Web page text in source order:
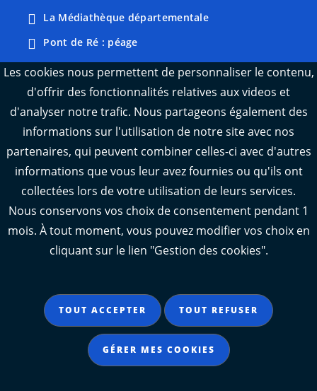
La Médiathèque départementale
Pont de Ré : péage
Webcams : Ré info trafic
Webcams : Oléron info trafic
Manger 17
L'Observatoire des territoires de Charente-
Maritime
Accessibilité : partiellement conforme
Mentions légales
Données personnelles
Gestion des cookies
Contact
Les cookies nous permettent de personnaliser le contenu,
d'offrir des fonctionnalités relatives aux videos et
d'analyser notre trafic. Nous partageons également des
informations sur l'utilisation de notre site avec nos
partenaires, qui peuvent combiner celles-ci avec d'autres
informations que vous leur avez fournies ou qu'ils ont
collectées lors de votre utilisation de leurs services.
Nous conservons vos choix de consentement pendant 1
mois. À tout moment, vous pouvez modifier vos choix en
cliquant sur le lien "Gestion des cookies".
TOUT ACCEPTER TOUT REFUSER
GÉRER MES COOKIES